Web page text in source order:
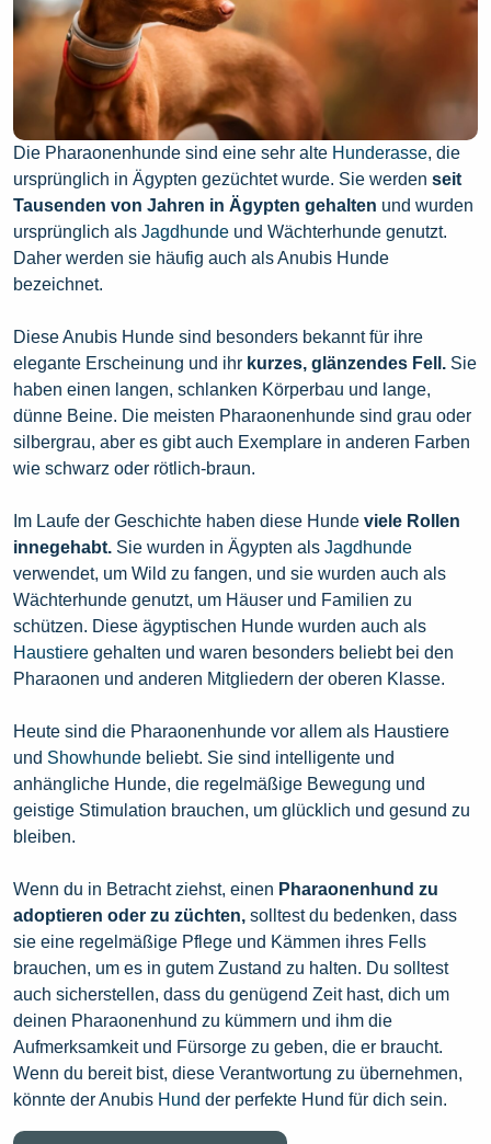
Die Pharaonenhunde sind eine sehr alte Hunderasse, die
ursprünglich in Ägypten gezüchtet wurde. Sie werden seit
Tausenden von Jahren in Ägypten gehalten und wurden
ursprünglich als Jagdhunde und Wächterhunde genutzt.
Daher werden sie häufig auch als Anubis Hunde
bezeichnet.
Diese Anubis Hunde sind besonders bekannt für ihre
elegante Erscheinung und ihr kurzes, glänzendes Fell. Sie
haben einen langen, schlanken Körperbau und lange,
dünne Beine. Die meisten Pharaonenhunde sind grau oder
silbergrau, aber es gibt auch Exemplare in anderen Farben
wie schwarz oder rötlich-braun.
Im Laufe der Geschichte haben diese Hunde viele Rollen
innegehabt. Sie wurden in Ägypten als Jagdhunde
verwendet, um Wild zu fangen, und sie wurden auch als
Wächterhunde genutzt, um Häuser und Familien zu
schützen. Diese ägyptischen Hunde wurden auch als
Haustiere gehalten und waren besonders beliebt bei den
Pharaonen und anderen Mitgliedern der oberen Klasse.
Heute sind die Pharaonenhunde vor allem als Haustiere
und Showhunde beliebt. Sie sind intelligente und
anhängliche Hunde, die regelmäßige Bewegung und
geistige Stimulation brauchen, um glücklich und gesund zu
bleiben.
Wenn du in Betracht ziehst, einen Pharaonenhund zu
adoptieren oder zu züchten, solltest du bedenken, dass
sie eine regelmäßige Pflege und Kämmen ihres Fells
brauchen, um es in gutem Zustand zu halten. Du solltest
auch sicherstellen, dass du genügend Zeit hast, dich um
deinen Pharaonenhund zu kümmern und ihm die
Aufmerksamkeit und Fürsorge zu geben, die er braucht.
Wenn du bereit bist, diese Verantwortung zu übernehmen,
könnte der Anubis Hund der perfekte Hund für dich sein.